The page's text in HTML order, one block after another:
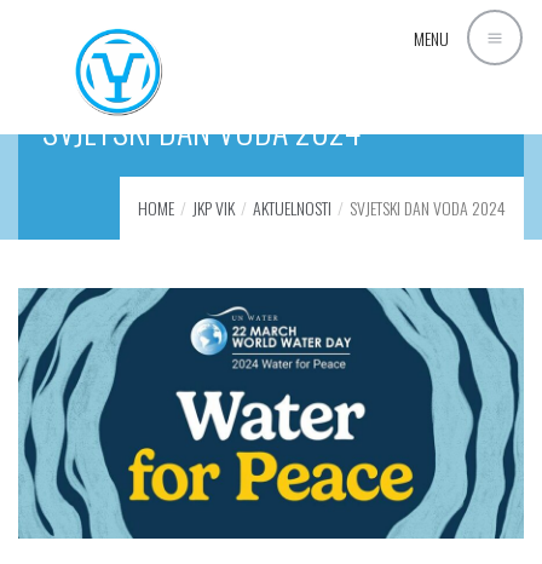
MENU
SVJETSKI DAN VODA 2024
HOME JKP VIK AKTUELNOSTI SVJETSKI DAN VODA 2024